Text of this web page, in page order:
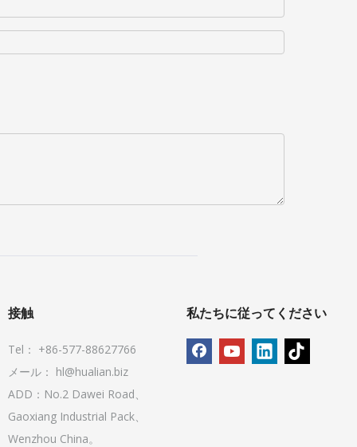
接触
Tel： +86-577-88627766
メール： hl@hualian.biz
ADD：No.2 Dawei Road、
Gaoxiang Industrial Pack、
Wenzhou China。
私たちに従ってください